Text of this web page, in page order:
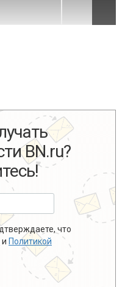
BN.ru?
что
и Политикой